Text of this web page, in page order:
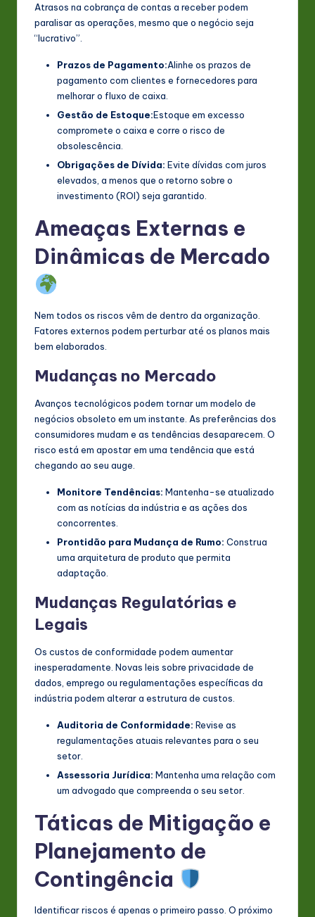
Atrasos na cobrança de contas a receber podem
paralisar as operações, mesmo que o negócio seja
“lucrativo”.
Prazos de Pagamento:Alinhe os prazos de
pagamento com clientes e fornecedores para
melhorar o fluxo de caixa.
Gestão de Estoque:Estoque em excesso
compromete o caixa e corre o risco de
obsolescência.
Obrigações de Dívida: Evite dívidas com juros
elevados, a menos que o retorno sobre o
investimento (ROI) seja garantido.
Ameaças Externas e
Dinâmicas de Mercado
Nem todos os riscos vêm de dentro da organização.
Fatores externos podem perturbar até os planos mais
bem elaborados.
Mudanças no Mercado
Avanços tecnológicos podem tornar um modelo de
negócios obsoleto em um instante. As preferências dos
consumidores mudam e as tendências desaparecem. O
risco está em apostar em uma tendência que está
chegando ao seu auge.
Monitore Tendências: Mantenha-se atualizado
com as notícias da indústria e as ações dos
concorrentes.
Prontidão para Mudança de Rumo: Construa
uma arquitetura de produto que permita
adaptação.
Mudanças Regulatórias e
Legais
Os custos de conformidade podem aumentar
inesperadamente. Novas leis sobre privacidade de
dados, emprego ou regulamentações específicas da
indústria podem alterar a estrutura de custos.
Auditoria de Conformidade: Revise as
regulamentações atuais relevantes para o seu
setor.
Assessoria Jurídica: Mantenha uma relação com
um advogado que compreenda o seu setor.
Táticas de Mitigação e
Planejamento de
Contingência
Identificar riscos é apenas o primeiro passo. O próximo